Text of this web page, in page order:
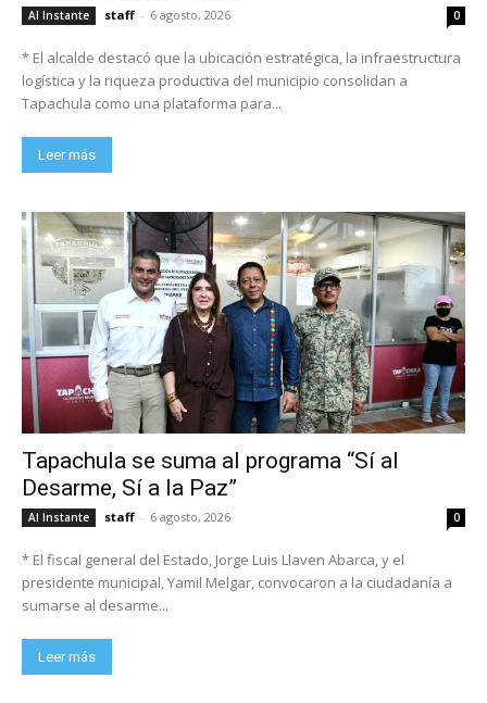
Al Instante staff - 6 agosto, 2026 0
* El alcalde destacó que la ubicación estratégica, la infraestructura
logística y la riqueza productiva del municipio consolidan a
Tapachula como una plataforma para...
Leer más
Tapachula se suma al programa “Sí al
Desarme, Sí a la Paz”
Al Instante staff - 6 agosto, 2026 0
* El fiscal general del Estado, Jorge Luis Llaven Abarca, y el
presidente municipal, Yamil Melgar, convocaron a la ciudadanía a
sumarse al desarme...
Leer más